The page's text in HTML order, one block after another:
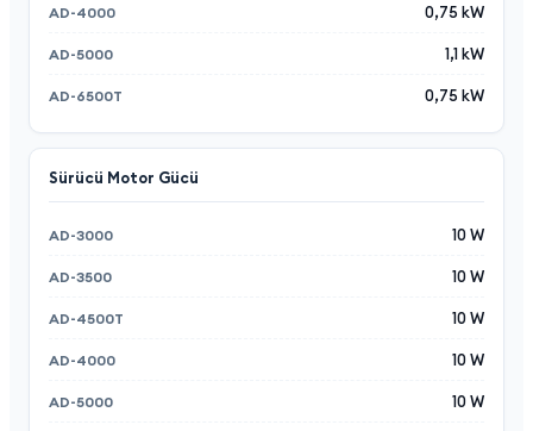
0,75 kW
1,1 kW
0,75 kW
Sürücü Motor Gücü
10 W
10 W
10 W
10 W
10 W